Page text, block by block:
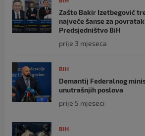
Zašto Bakir Izetbegović
najveće šanse za
Predsjedništvo BiH
prije 3 mjeseca
BIH
Demantij Federalnog
unutrašnjih poslova
prije 5 mjeseci
BIH